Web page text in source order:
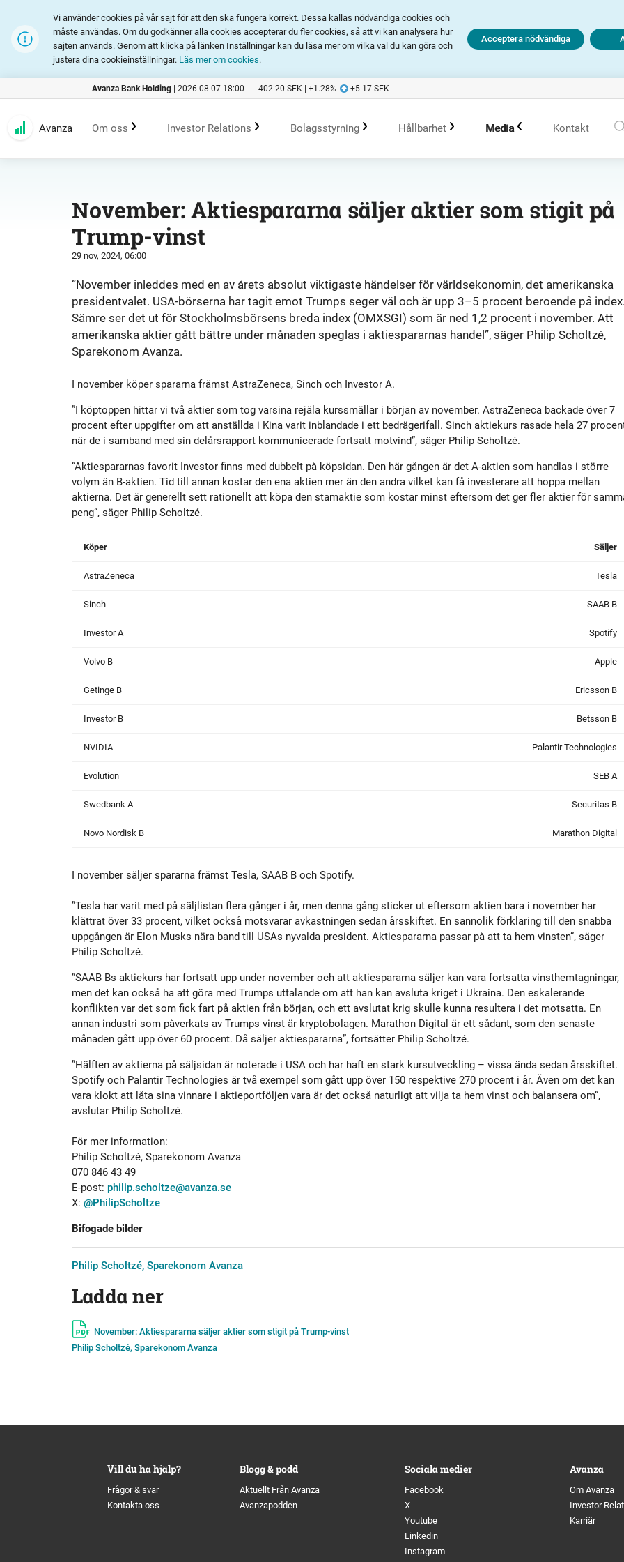
Vi använder cookies på vår sajt för att den ska fungera korrekt. Dessa kallas nödvändiga cookies och
måste användas. Om du godkänner alla cookies accepterar du fler cookies, så att vi kan analysera hur
sajten används. Genom att klicka på länken Inställningar kan du läsa mer om vilka val du kan göra och
justera dina cookieinställningar. Läs mer om cookies.
Acceptera nödvändiga
Avanza Bank Holding | 2026-08-07 18:00 402.20 SEK | +1.28% +5.17 SEK
Avanza Om oss
Erbjudande
Historik
Kultur
Avanza Fonder
Placera
Investor Relations
Rapporter och presentationer
Aktien
Kalender
Bolagsstyrning
Styrelse
Valberedning
Incitamentsprogram
Hållbarhet Media
Bildbank
Kontakt
November: Aktiespararna säljer aktier som stigit på
Trump-vinst
29 nov, 2024, 06:00
”November inleddes med en av årets absolut viktigaste händelser för världsekonomin, det amerikanska
presidentvalet. USA-börserna har tagit emot Trumps seger väl och är upp 3–5 procent beroende på
Sämre ser det ut för Stockholmsbörsens breda index (OMXSGI) som är ned 1,2 procent i november. Att
amerikanska aktier gått bättre under månaden speglas i aktiespararnas handel”, säger Philip Scholtzé,
Sparekonom Avanza.
I november köper spararna främst AstraZeneca, Sinch och Investor A.
”I köptoppen hittar vi två aktier som tog varsina rejäla kurssmällar i början av november. AstraZeneca backade över 7
procent efter uppgifter om att anställda i Kina varit inblandade i ett bedrägerifall. Sinch aktiekurs rasade hela 27
när de i samband med sin delårsrapport kommunicerade fortsatt motvind”, säger Philip Scholtzé.
”Aktiespararnas favorit Investor finns med dubbelt på köpsidan. Den här gången är det A-aktien som handlas i större
volym än B-aktien. Tid till annan kostar den ena aktien mer än den andra vilket kan få investerare att hoppa mellan
aktierna. Det är generellt sett rationellt att köpa den stamaktie som kostar minst eftersom det ger fler aktier för
peng”, säger Philip Scholtzé.
Köper Säljer
AstraZeneca Tesla
Sinch SAAB B
Investor A Spotify
Volvo B Apple
Getinge B Ericsson B
Investor B Betsson B
NVIDIA Palantir Technologies
Evolution SEB A
Swedbank A Securitas B
Novo Nordisk B Marathon Digital
I november säljer spararna främst Tesla, SAAB B och Spotify.
”Tesla har varit med på säljlistan flera gånger i år, men denna gång sticker ut eftersom aktien bara i november har
klättrat över 33 procent, vilket också motsvarar avkastningen sedan årsskiftet. En sannolik förklaring till den snabba
uppgången är Elon Musks nära band till USAs nyvalda president. Aktiespararna passar på att ta hem vinsten”, säger
Philip Scholtzé.
”SAAB Bs aktiekurs har fortsatt upp under november och att aktiespararna säljer kan vara fortsatta vinsthemtagningar,
men det kan också ha att göra med Trumps uttalande om att han kan avsluta kriget i Ukraina. Den eskalerande
konflikten var det som fick fart på aktien från början, och ett avslutat krig skulle kunna resultera i det motsatta. En
annan industri som påverkats av Trumps vinst är kryptobolagen. Marathon Digital är ett sådant, som den senaste
månaden gått upp över 60 procent. Då säljer aktiespararna”, fortsätter Philip Scholtzé.
”Hälften av aktierna på säljsidan är noterade i USA och har haft en stark kursutveckling – vissa ända sedan årsskiftet.
Spotify och Palantir Technologies är två exempel som gått upp över 150 respektive 270 procent i år. Även om det kan
vara klokt att låta sina vinnare i aktieportföljen vara är det också naturligt att vilja ta hem vinst och balansera om”,
avslutar Philip Scholtzé.
För mer information:
Philip Scholtzé, Sparekonom Avanza
070 846 43 49
E-post: philip.scholtze@avanza.se
X: @PhilipScholtze
Bifogade bilder
Philip Scholtzé, Sparekonom Avanza
Ladda ner
November: Aktiespararna säljer aktier som stigit på Trump-vinst
Philip Scholtzé, Sparekonom Avanza
Vill du ha hjälp?
Frågor & svar
Kontakta oss
Blogg & podd
Aktuellt Från Avanza
Avanzapodden
Sociala medier
Facebook
X
Youtube
Linkedin
Instagram
Avanza
Om Avanza
Investor
Karriär